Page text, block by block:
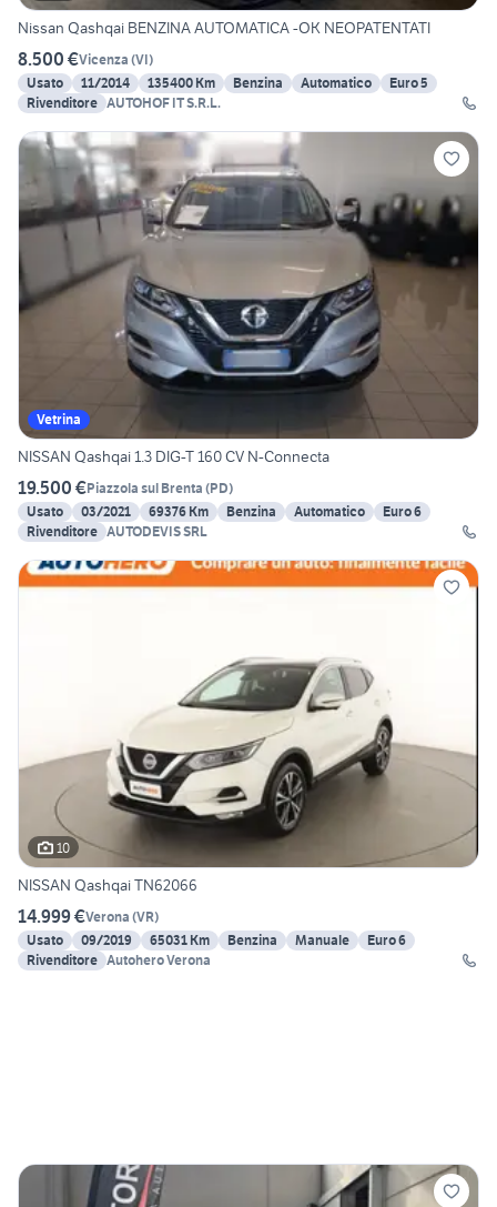
Nissan Qashqai BENZINA AUTOMATICA -OK NEOPATENTATI
8.500 €Vicenza (VI)
Usato
11/2014 135400 Km Benzina Automatico
Euro 5
Rivenditore
AUTOHOF IT S.R.L.
Vetrina
NISSAN Qashqai 1.3 DIG-T 160 CV N-Connecta
19.500 €Piazzola sul Brenta (PD)
Usato
03/2021 69376 Km Benzina Automatico
Euro 6
Rivenditore AUTODEVIS SRL
10
NISSAN Qashqai TN62066
14.999 €Verona (VR)
Usato
09/2019 65031 Km Benzina Manuale
Euro 6
Rivenditore Autohero Verona